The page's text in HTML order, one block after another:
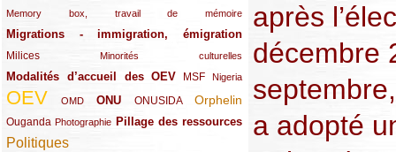
Memory box, travail de mémoire
(11/289)
Migrations - immigration, émigration
(67/289)
Milices
(34/289) Minorités culturelles
(15/289)
Modalités d’accueil des OEV
(58/289) MSF
(54/289) Nigeria
(27/289)
OEV
(269/289) OMD
(26/289) ONU
(58/289) ONUSIDA
(44/289) Orphelin
(112/289)
Ouganda
(29/289) Photographie
(27/289) Pillage des ressources
(77/289)
Politiques
(120/289)
après
décembre
a adopté